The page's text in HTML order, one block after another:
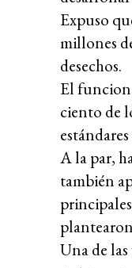
Expuso
millones
desechos.
El
ciento de
A la par,
también
Una de